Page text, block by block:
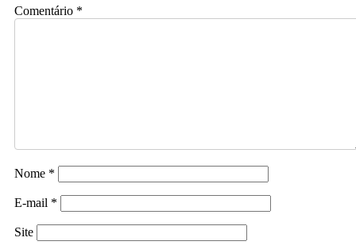
Comentário *
Nome *
E-mail *
Site